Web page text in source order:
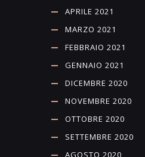
APRILE 2021
MARZO 2021
FEBBRAIO 2021
GENNAIO 2021
DICEMBRE 2020
NOVEMBRE 2020
OTTOBRE 2020
SETTEMBRE 2020
AGOSTO 2020